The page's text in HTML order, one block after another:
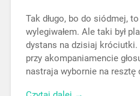
Tak długo, bo do siódmej,
wylegiwałem. Ale taki był
dystans na dzisiaj
przy akompaniamencie
nastraja wybornie na resztę